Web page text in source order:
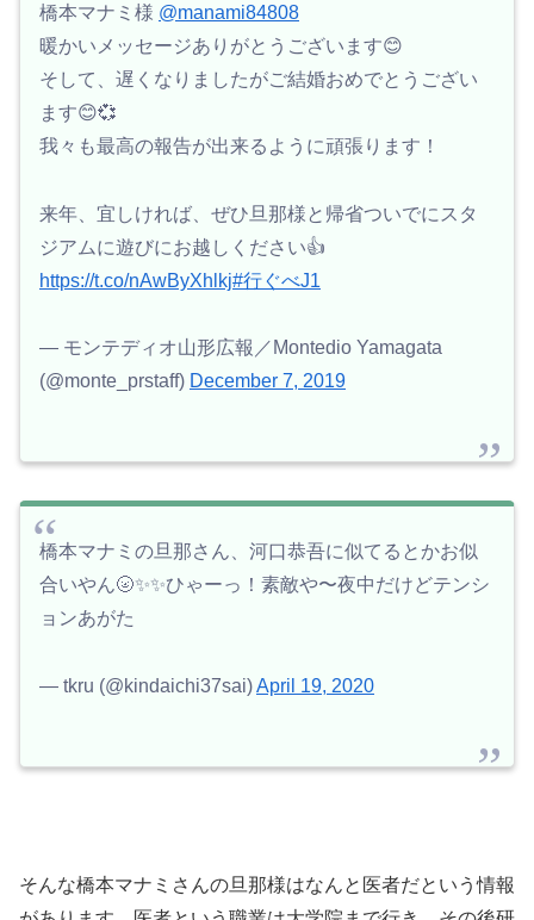
橋本マナミ様 @manami84808
暖かいメッセージありがとうございます😊
そして、遅くなりましたがご結婚おめでとうござい
ます😊💞
我々も最高の報告が出来るように頑張ります！
来年、宜しければ、ぜひ旦那様と帰省ついでにスタ
ジアムに遊びにお越しください👍️
https://t.co/nAwByXhlkj#行ぐべJ1
— モンテディオ山形広報／Montedio Yamagata
(@monte_prstaff) December 7, 2019
橋本マナミの旦那さん、河口恭吾に似てるとかお似
合いやん🌝✨✨ひゃーっ！素敵や〜夜中だけどテンシ
ョンあがた
— tkru (@kindaichi37sai)April 19, 2020
そんな橋本マナミさんの旦那様はなんと医者だという情報